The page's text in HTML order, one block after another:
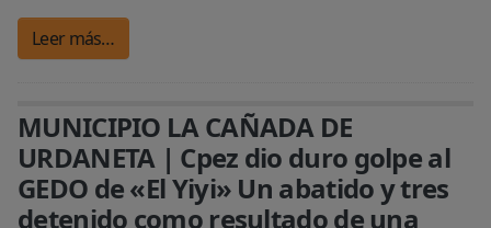
Leer más…
MUNICIPIO LA CAÑADA DE
URDANETA | Cpez dio duro golpe al
GEDO de «El Yiyi» Un abatido y tres
detenido como resultado de una